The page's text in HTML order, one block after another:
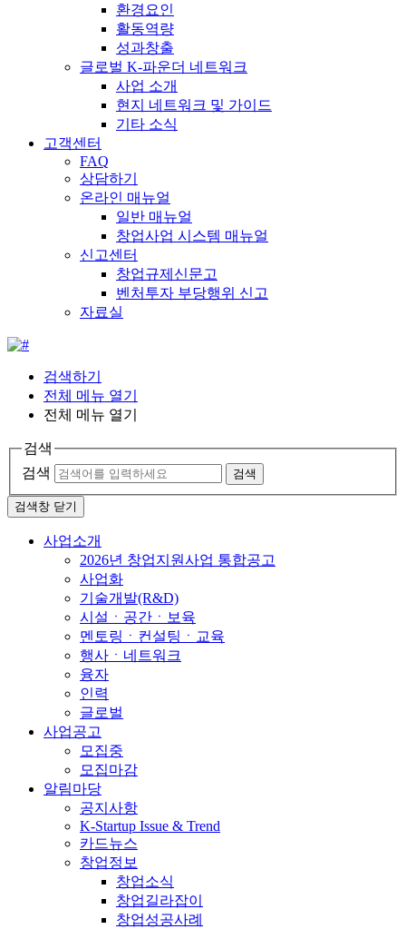
환경요인
활동역량
성과창출
글로벌 K-파운더 네트워크
사업 소개
현지 네트워크 및 가이드
기타 소식
고객센터
FAQ
상담하기
온라인 매뉴얼
일반 매뉴얼
창업사업 시스템 매뉴얼
신고센터
창업규제신문고
벤처투자 부당행위 신고
자료실
검색하기
전체 메뉴 열기
전체 메뉴 열기
검색
검색
검색
검색창 닫기
사업소개
2026년 창업지원사업 통합공고
사업화
기술개발(R&D)
시설ㆍ공간ㆍ보육
멘토링ㆍ컨설팅ㆍ교육
행사ㆍ네트워크
융자
인력
글로벌
사업공고
모집중
모집마감
알림마당
공지사항
K-Startup Issue & Trend
카드뉴스
창업정보
창업소식
창업길라잡이
창업성공사례